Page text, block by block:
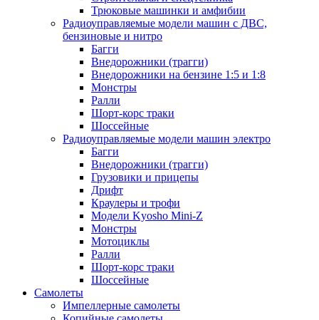
Трюковые машинки и амфибии
Радиоуправляемые модели машин с ДВС,
бензиновые и нитро
Багги
Внедорожники (трагги)
Внедорожники на бензине 1:5 и 1:8
Монстры
Ралли
Шорт-корс траки
Шоссейные
Радиоуправляемые модели машин электро
Багги
Внедорожники (трагги)
Грузовики и прицепы
Дрифт
Краулеры и трофи
Модели Kyosho Mini-Z
Монстры
Мотоциклы
Ралли
Шорт-корс траки
Шоссейные
Самолеты
Импеллерные самолеты